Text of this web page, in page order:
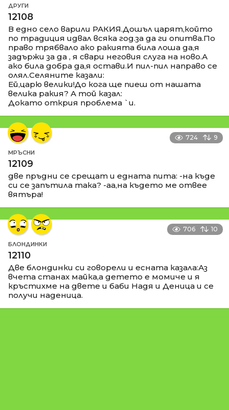
ДРУГИ
12108
В едно село варили РАКИЯ.Дошъл царят,който
по традиция идвал всяка год.за да ги опитва.По
право трябвало ако ракията била лоша да,я
задържи за да , я свари неговия слуга на ново.А
ако била добра да,я остави.И пил-пил направо се
олял.Селяните казали:
Ей,царю велики!До кога ще пиеш от нашата
велика ракия? А той казал:
Докато открия проблема `и.
724 9
МРЪСНИ
12109
две пръдни се срещат и едната пита: -на къде
си се запътила така? -аа,на където ме отвее
вятъра!
706 10
БЛОНДИНКИ
12110
Две блондинки си говорели и есната казала:Аз
вчета станах майка,а детето е момиче и я
кръстихме на двете и баби Надя и Деница и се
получи наденица.